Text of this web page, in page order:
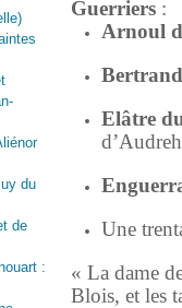
du
de
:
Guerriers :
Arnoul
Elâtre
Une
« La dame
Blois, et les